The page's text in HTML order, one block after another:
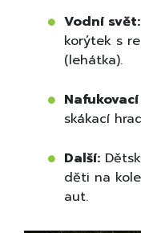
Vodní svět:
korýtek s
(lehátka).
skákací
Další:
děti na
aut.